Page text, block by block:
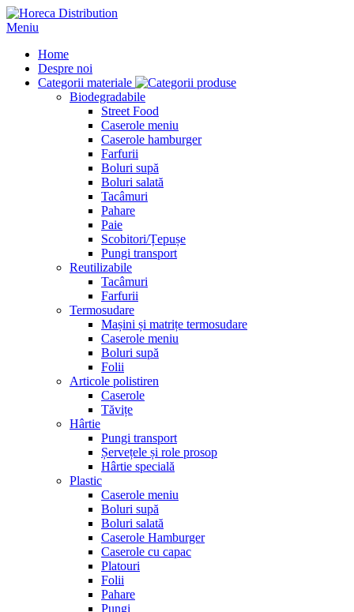
Meniu
Home
Despre noi
Categorii materiale
Biodegradabile
Street Food
Caserole meniu
Caserole hamburger
Farfurii
Boluri supă
Boluri salată
Tacâmuri
Pahare
Paie
Scobitori/Țepușe
Pungi transport
Reutilizabile
Tacâmuri
Farfurii
Termosudare
Mașini și matrițe termosudare
Caserole meniu
Boluri supă
Folii
Articole polistiren
Caserole
Tăvițe
Hârtie
Pungi transport
Șervețele și role prosop
Hârtie specială
Plastic
Caserole meniu
Boluri supă
Boluri salată
Caserole Hamburger
Caserole cu capac
Platouri
Folii
Pahare
Pungi